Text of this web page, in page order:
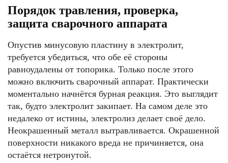
Порядок травления, проверка,
защита сварочного аппарата
Опустив минусовую пластину в электролит,
требуется убедиться, что обе её стороны
равноудалены от топорика. Только после этого
можно включить сварочный аппарат. Практически
моментально начнётся бурная реакция. Это выглядит
так, будто электролит закипает. На самом деле это
недалеко от истины, электролиз делает своё дело.
Неокрашенный металл вытравливается. Окрашенной
поверхности никакого вреда не причиняется, она
остаётся нетронутой.